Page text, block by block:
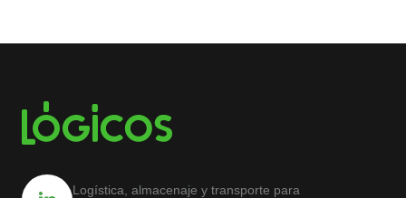
Logística, almacenaje y transporte para